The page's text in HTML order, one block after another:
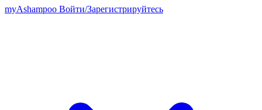
myAshampoo Войти/Зарегистрируйтесь